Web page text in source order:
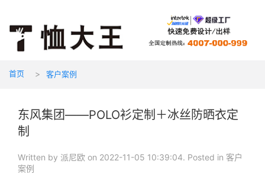
首页 客户案例
东风集团——POLO衫定制＋冰丝防晒衣定
制
Written by 派尼欧 on 2022-11-05 10:39:04. Posted in 客户
案例